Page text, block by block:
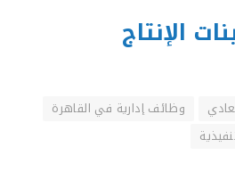
الإنتاج
وظائف إدارية في القاهرة